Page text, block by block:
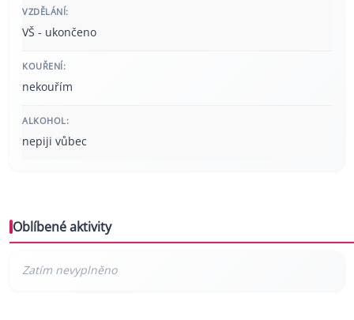
VZDĚLÁNÍ:
VŠ - ukončeno
KOUŘENÍ:
nekouřím
ALKOHOL:
nepiji vůbec
Oblíbené aktivity